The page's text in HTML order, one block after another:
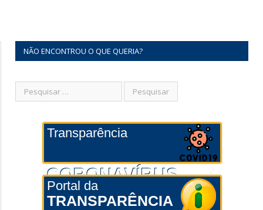
NÃO ENCONTROU O QUE QUERIA?
Transparência
CORONAVÍRUS
Portal da
TRANSPARÊNCIA